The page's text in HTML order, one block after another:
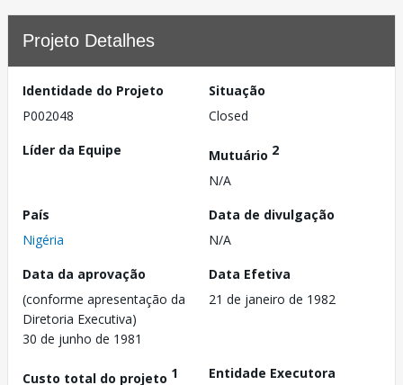
Projeto Detalhes
Identidade do Projeto
P002048
Situação
Closed
Líder da Equipe
Mutuário 2
N/A
País
Nigéria
Data de divulgação
N/A
Data da aprovação
(conforme apresentação da
Diretoria Executiva)
30 de junho de 1981
Data Efetiva
21 de janeiro de 1982
Custo total do projeto 1
Entidade Executora